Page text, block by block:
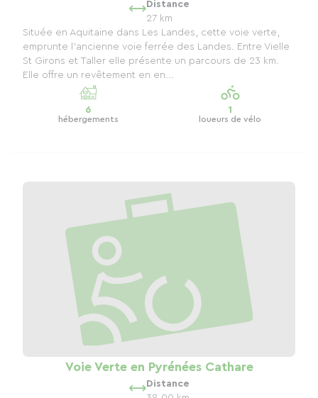
Distance
27 km
Située en Aquitaine dans Les Landes, cette voie verte,
emprunte l’ancienne voie ferrée des Landes. Entre Vielle
St Girons et Taller elle présente un parcours de 23 km.
Elle offre un revêtement en en...
6
hébergements
1
loueurs de vélo
Voie Verte en Pyrénées Cathare
Distance